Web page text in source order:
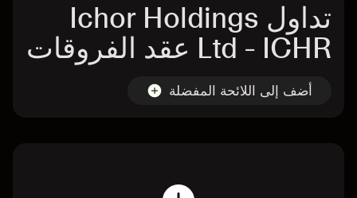
تداول Ichor Holdings
Ltd - ICHR عقد الفروقات
أضف إلى اللائحة المفضلة